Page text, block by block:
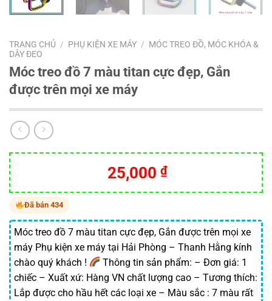
TRANG CHỦ / PHỤ KIỆN XE MÁY / MÓC TREO ĐỒ, MÓC KHÓA &
DÂY ĐEO
Móc treo đồ 7 màu titan cực đẹp, Gắn
được trên mọi xe máy
25,000 ₫
Đã bán 434
Móc treo đồ 7 màu titan cực đẹp, Gắn được trên mọi xe
máy Phụ kiện xe máy tại Hải Phòng – Thanh Hằng kính
chào quý khách !
Thông tin sản phẩm: – Đơn giá: 1
chiếc – Xuất xứ: Hàng VN chất lượng cao – Tương thích:
Lắp được cho hầu hết các loại xe – Màu sắc : 7 màu rất